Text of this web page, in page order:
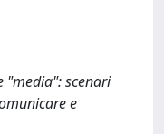
"media": scenari
e